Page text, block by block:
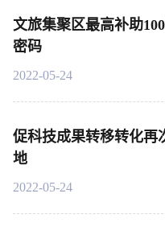
文旅集聚区最高补助
密码
2022-05-24
促科技成果转移转化再
地
2022-05-24